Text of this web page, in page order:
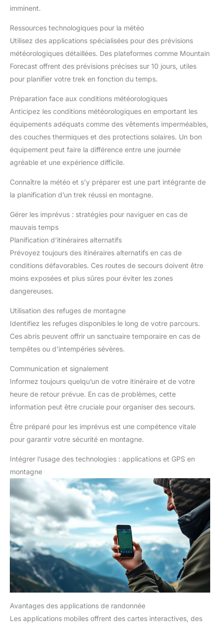
imminent.
Ressources technologiques pour la météo
Utilisez des applications spécialisées pour des prévisions
météorologiques détaillées. Des plateformes comme Mountain
Forecast offrent des prévisions précises sur 10 jours, utiles
pour planifier votre trek en fonction du temps.
Préparation face aux conditions météorologiques
Anticipez les conditions météorologiques en emportant les
équipements adéquats comme des vêtements imperméables,
des couches thermiques et des protections solaires. Un bon
équipement peut faire la différence entre une journée
agréable et une expérience difficile.
Connaître la météo et s’y préparer est une part intégrante de
la planification d’un trek réussi en montagne.
Gérer les imprévus : stratégies pour naviguer en cas de
mauvais temps
Planification d’itinéraires alternatifs
Prévoyez toujours des itinéraires alternatifs en cas de
conditions défavorables. Ces routes de secours doivent être
moins exposées et plus sûres pour éviter les zones
dangereuses.
Utilisation des refuges de montagne
Identifiez les refuges disponibles le long de votre parcours.
Ces abris peuvent offrir un sanctuaire temporaire en cas de
tempêtes ou d’intempéries sévères.
Communication et signalement
Informez toujours quelqu’un de votre itinéraire et de votre
heure de retour prévue. En cas de problèmes, cette
information peut être cruciale pour organiser des secours.
Être préparé pour les imprévus est une compétence vitale
pour garantir votre sécurité en montagne.
Intégrer l’usage des technologies : applications et GPS en
montagne
Avantages des applications de randonnée
Les applications mobiles offrent des cartes interactives, des